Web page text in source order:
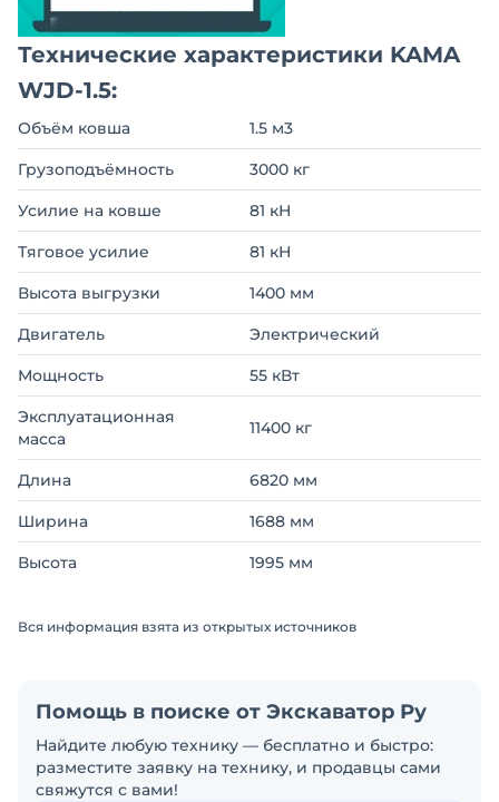
Технические характеристики KAMA
WJD-1.5:
Объём ковша 1.5 м3
Грузоподъёмность 3000 кг
Усилие на ковше 81 кН
Тяговое усилие 81 кН
Высота выгрузки 1400 мм
Двигатель Электрический
Мощность 55 кВт
Эксплуатационная
масса
11400 кг
Длина 6820 мм
Ширина 1688 мм
Высота 1995 мм
Вся информация взята из открытых источников
Помощь в поиске от Экскаватор Ру
Найдите любую технику — бесплатно и быстро:
разместите заявку на технику, и продавцы сами
свяжутся с вами!